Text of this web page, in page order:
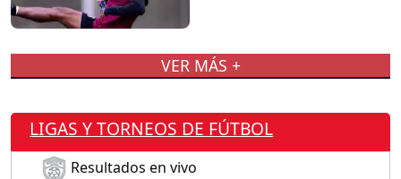
VER MÁS +
LIGAS Y TORNEOS DE FÚTBOL
Resultados en vivo